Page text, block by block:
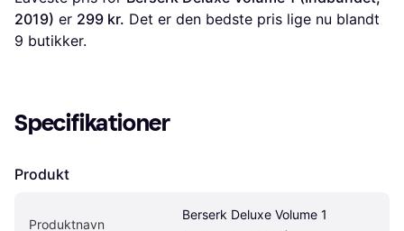
2019) er 299 kr.
9 butikker.
Specifikationer
Produkt
Produktnavn
Berserk Deluxe Volume 1